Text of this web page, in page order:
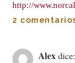
http://
2
Alex dice: